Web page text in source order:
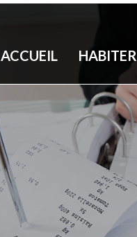
ACCUEIL HABITER